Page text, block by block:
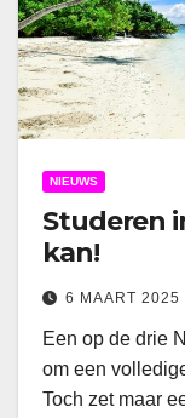
NIEUWS
Studeren
kan!
6 MAART 2025
Een op de drie
om een
Toch zet maar